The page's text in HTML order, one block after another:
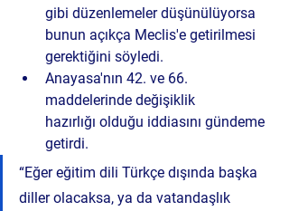
gibi düzenlemeler düşünülüyorsa
bunun açıkça Meclis'e getirilmesi
gerektiğini söyledi.
Anayasa'nın 42. ve 66.
maddelerinde değişiklik
hazırlığı olduğu iddiasını gündeme
getirdi.
“Eğer eğitim dili Türkçe dışında başka
diller olacaksa, ya da vatandaşlık